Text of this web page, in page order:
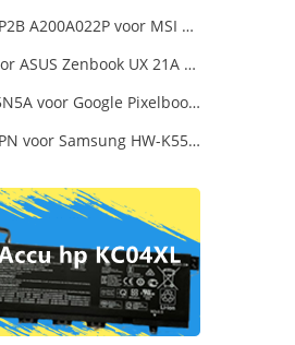
A21-200P2B A200A022P voor MSI Katana 15 B12VGK B12VFK B12VEK
3.42A voor ASUS Zenbook UX 21A UX31A UX32A UX32VD Series Ultrabook Models
W16-045N5A voor Google Pixelbook USB Type-C
A4024_FPN voor Samsung HW-K550/ZA HW-K550 hw-K650 Soundbar